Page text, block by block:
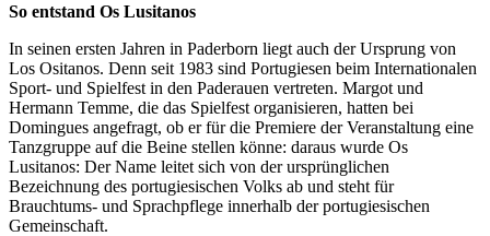
So entstand Os Lusitanos
In seinen ersten Jahren in Paderborn liegt auch der Ursprung von
Los Ositanos. Denn seit 1983 sind Portugiesen beim Internationalen
Sport- und Spielfest in den Paderauen vertreten. Margot und
Hermann Temme, die das Spielfest organisieren, hatten bei
Domingues angefragt, ob er für die Premiere der Veranstaltung eine
Tanzgruppe auf die Beine stellen könne: daraus wurde Os
Lusitanos: Der Name leitet sich von der ursprünglichen
Bezeichnung des portugiesischen Volks ab und steht für
Brauchtums- und Sprachpflege innerhalb der portugiesischen
Gemeinschaft.